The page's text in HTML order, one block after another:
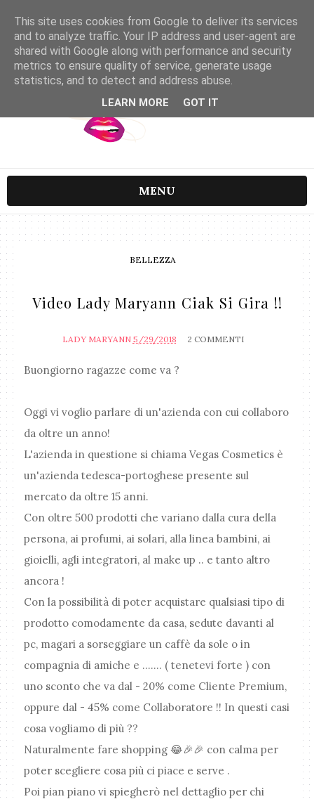
MENU
BELLEZZA
Video Lady Maryann Ciak Si Gira !!
LADY MARYANN 5/29/2018 2 COMMENTI
Buongiorno ragazze come va ?
Oggi vi voglio parlare di un'azienda con cui collaboro
da oltre un anno!
L'azienda in questione si chiama Vegas Cosmetics è
un'azienda tedesca-portoghese presente sul
mercato da oltre 15 anni.
Con oltre 500 prodotti che variano dalla cura della
persona, ai profumi, ai solari, alla linea bambini, ai
gioielli, agli integratori, al make up .. e tanto altro
ancora !
Con la possibilità di poter acquistare qualsiasi tipo di
prodotto comodamente da casa, sedute davanti al
pc, magari a sorseggiare un caffè da sole o in
compagnia di amiche e ....... ( tenetevi forte ) con
uno sconto che va dal - 20% come Cliente Premium,
oppure dal - 45% come Collaboratore !! In questi casi
cosa vogliamo di più ??
Naturalmente fare shopping 😂🎉🎉 con calma per
poter scegliere cosa più ci piace e serve .
Poi pian piano vi spiegherò nel dettaglio per chi
This site uses cookies from Google to deliver its services
and to analyze traffic. Your IP address and user-agent are
shared with Google along with performance and security
metrics to ensure quality of service, generate usage
statistics, and to detect and address abuse.
LEARN MORE GOT IT